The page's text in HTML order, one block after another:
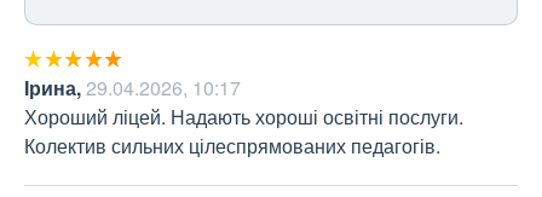
Ірина,29.04.2026, 10:17
Хороший ліцей. Надають хороші освітні послуги.
Колектив сильних цілеспрямованих педагогів.